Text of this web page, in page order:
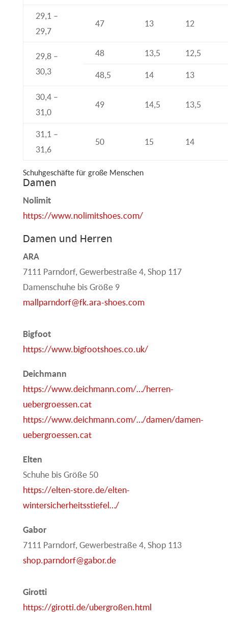
29,1 –
29,7
47 13 12
29,8 –
30,3
48 13,5
12,5
48,5
14
13
30,4 –
31,0
49 14,5 13,5
31,1 –
31,6
50 15 14
Schuhgeschäfte für große Menschen
Damen
Nolimit
https://www.nolimitshoes.com/
Damen und Herren
ARA
7111 Parndorf, Gewerbestraße 4, Shop 117
Damenschuhe bis Größe 9
mallparndorf@fk.ara-shoes.com
Bigfoot
https://www.bigfootshoes.co.uk/
Deichmann
https://www.deichmann.com/…/herren-
uebergroessen.cat
https://www.deichmann.com/…/damen/damen-
uebergroessen.cat
Elten
Schuhe bis Größe 50
https://elten-store.de/elten-
wintersicherheitsstiefel…/
Gabor
7111 Parndorf, Gewerbestraße 4, Shop 113
shop.parndorf@gabor.de
Girotti
https://girotti.de/ubergroßen.html